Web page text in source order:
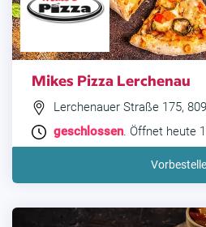
Mikes Pizza Lerchenau
Lerchenauer Straße 175,
geschlossen. Öffnet heute